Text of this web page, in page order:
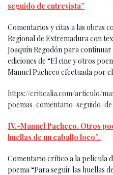
seguido de entrevista”
Comentarios y citas a las obras
Regional de Extremadura con
Joaquín Regodón para
ediciones de “El cine y otros
Manuel Pacheco efectuada por
https://criticalia.com/articulo/
poemas-comentario-seguido-
IV.-Manuel Pacheco. Otros
huellas de un caballo loco”.
Comentario crítico a la película
poema “Para seguir las huellas